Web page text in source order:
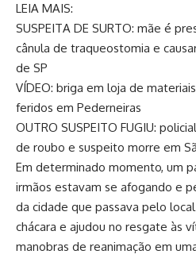
LEIA MAIS:
SUSPEITA DE SURTO: mãe é
cânula de traqueostomia e
de SP
VÍDEO: briga em loja de
feridos em Pederneiras
OUTRO SUSPEITO FUGIU:
de roubo e suspeito morre em
Em determinado momento, um
irmãos estavam se afogando e
da cidade que passava pelo
chácara e ajudou no resgate às
manobras de reanimação em